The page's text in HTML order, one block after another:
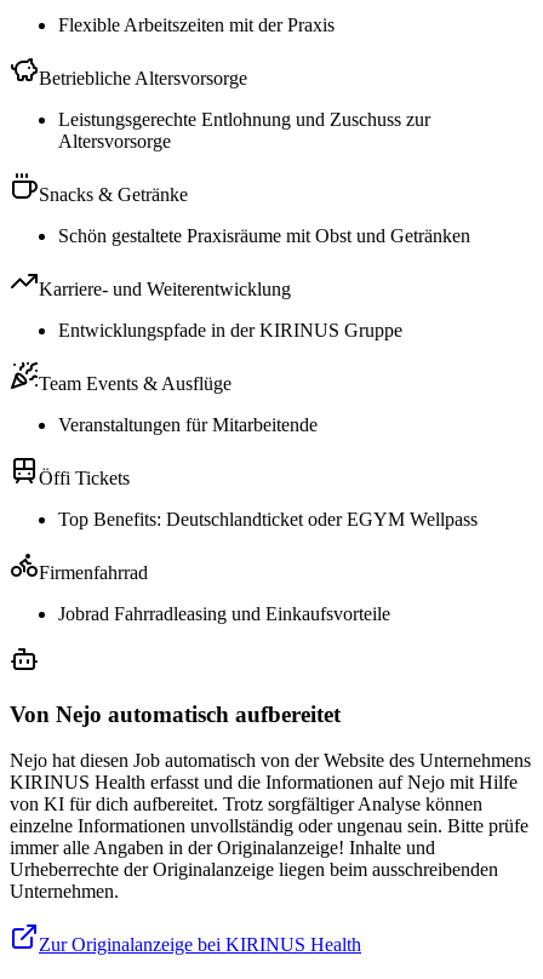
Flexible Arbeitszeiten mit der Praxis
Betriebliche Altersvorsorge
Leistungsgerechte Entlohnung und Zuschuss zur
Altersvorsorge
Snacks & Getränke
Schön gestaltete Praxisräume mit Obst und Getränken
Karriere- und Weiterentwicklung
Entwicklungspfade in der KIRINUS Gruppe
Team Events & Ausflüge
Veranstaltungen für Mitarbeitende
Öffi Tickets
Top Benefits: Deutschlandticket oder EGYM Wellpass
Firmenfahrrad
Jobrad Fahrradleasing und Einkaufsvorteile
Von Nejo automatisch aufbereitet
Nejo hat diesen Job automatisch von der Website des Unternehmens
KIRINUS Health erfasst und die Informationen auf Nejo mit Hilfe
von KI für dich aufbereitet. Trotz sorgfältiger Analyse können
einzelne Informationen unvollständig oder ungenau sein. Bitte prüfe
immer alle Angaben in der Originalanzeige! Inhalte und
Urheberrechte der Originalanzeige liegen beim ausschreibenden
Unternehmen.
Zur Originalanzeige bei KIRINUS Health